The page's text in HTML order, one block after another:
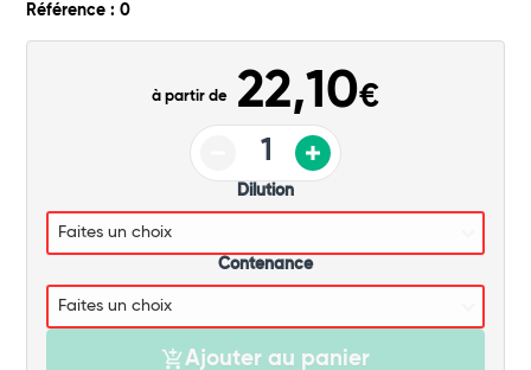
Référence : 0
à partir de 22,10€
Dilution
Contenance
Ajouter au panier